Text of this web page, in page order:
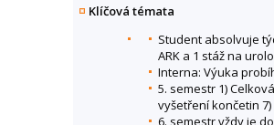
Klíčová témata
Student absolvuje
ARK a 1 stáž na
Interna: Výuka
5. semestr 1)
vyšetření končetin 7)
6. semestr vždy je